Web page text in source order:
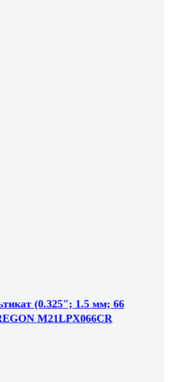
(0.325"; 1.5 мм; 66
M21LPX066CR